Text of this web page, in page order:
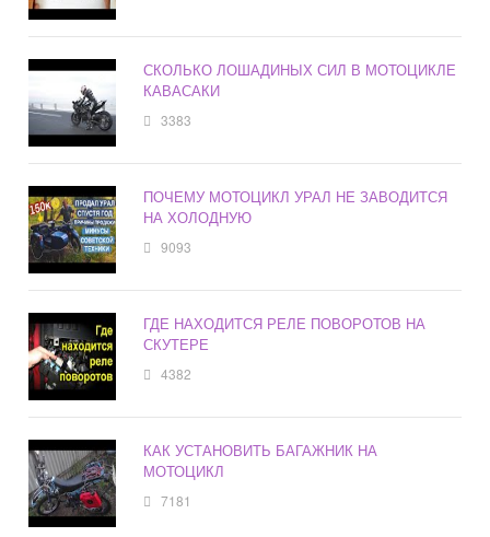
СКОЛЬКО ЛОШАДИНЫХ СИЛ В МОТОЦИКЛЕ
КАВАСАКИ
3383
ПОЧЕМУ МОТОЦИКЛ УРАЛ НЕ ЗАВОДИТСЯ
НА ХОЛОДНУЮ
9093
ГДЕ НАХОДИТСЯ РЕЛЕ ПОВОРОТОВ НА
СКУТЕРЕ
4382
КАК УСТАНОВИТЬ БАГАЖНИК НА
МОТОЦИКЛ
7181